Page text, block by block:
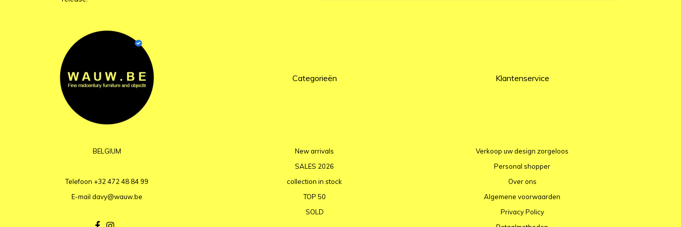
BELGIUM
Telefoon +32 472 48 84 99
E-mail davy@wauw.be
Categorieën
New arrivals
SALES 2026
collection in stock
TOP 50
SOLD
Klantenservice
Verkoop uw design zorgeloos
Personal shopper
Over ons
Algemene voorwaarden
Privacy Policy